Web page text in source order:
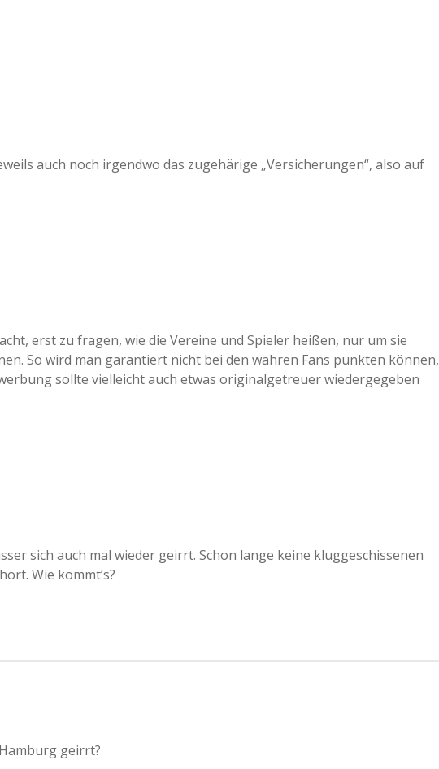
auch noch irgendwo das zugehärige „Versicherungen“, also auf
erst zu fragen, wie die Vereine und Spieler heißen, nur um sie
So wird man garantiert nicht bei den wahren Fans punkten können,
sollte vielleicht auch etwas originalgetreuer wiedergegeben
sich auch mal wieder geirrt. Schon lange keine kluggeschissenen
Wie kommt’s?
geirrt?